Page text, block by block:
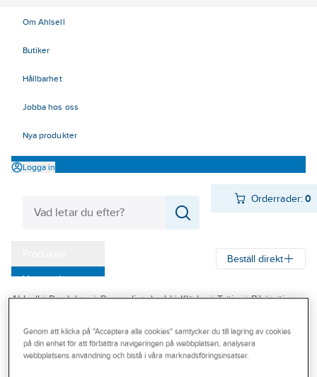
Om Ahlsell
Butiker
Hållbarhet
Jobba hos oss
Nya produkter
Logga in
Orderrader:0
Varumärken
Outlet
Branscher
Beställ direkt
Ahlsell Produkter Personligt skydd Kläder Tröjor Pikétröjor
BLÅKLÄDER
Pikétröja
Genom att klicka på "Acceptera alla cookies" samtycker du till lagring av cookies
på din enhet för att förbättra navigeringen på webbplatsen, analysera
webbplatsens användning och bistå i våra marknadsföringsinsatser.